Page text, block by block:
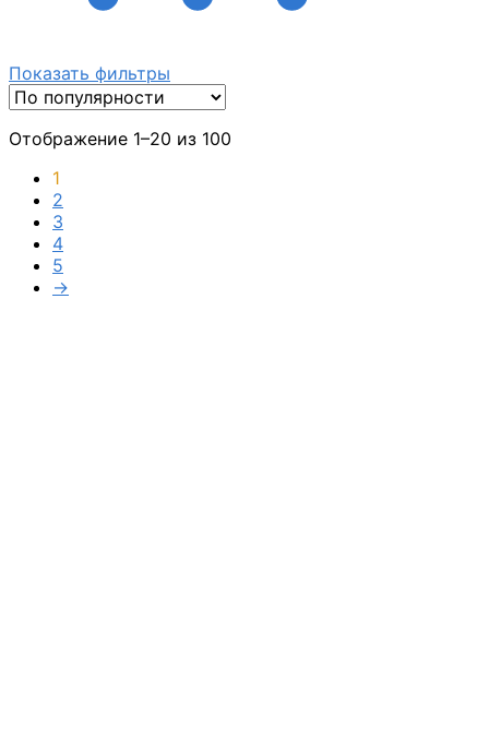
Показать фильтры
Отображение 1–20 из 100
1
2
3
4
5
→